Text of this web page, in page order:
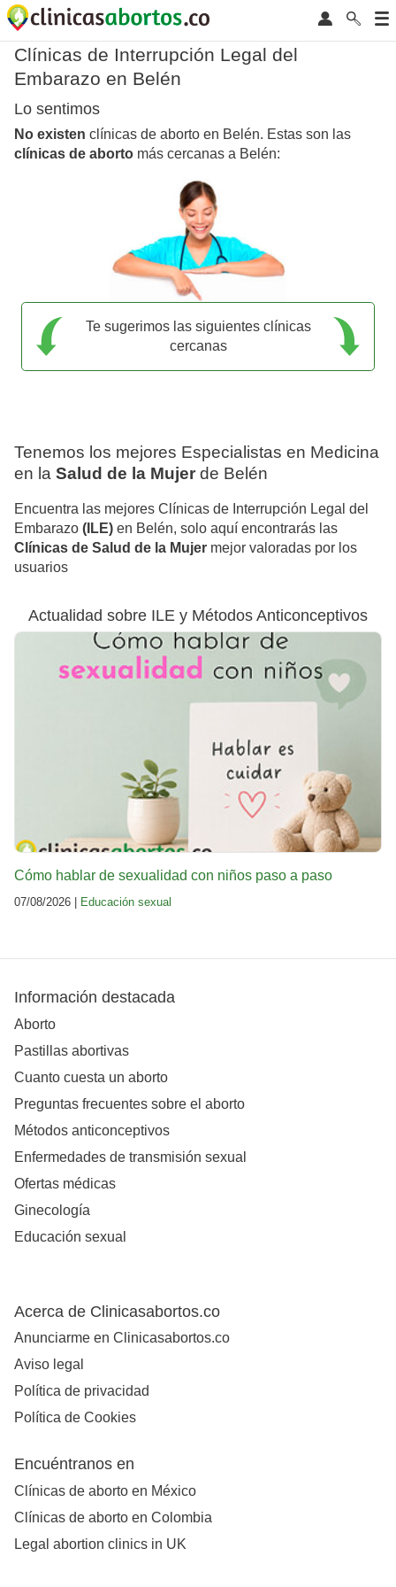
Clínicas de Interrupción Legal del
Embarazo en Belén
Lo sentimos
No existen clínicas de aborto en Belén. Estas son las
clínicas de aborto más cercanas a Belén:
Te sugerimos las siguientes clínicas
cercanas
Tenemos los mejores Especialistas en Medicina
en la Salud de la Mujer de Belén
Encuentra las mejores Clínicas de Interrupción Legal del
Embarazo (ILE) en Belén, solo aquí encontrarás las
Clínicas de Salud de la Mujer mejor valoradas por los
usuarios
Actualidad sobre ILE y Métodos Anticonceptivos
Cómo hablar de sexualidad con niños paso a paso
07/08/2026 | Educación sexual
Información destacada
Aborto
Pastillas abortivas
Cuanto cuesta un aborto
Preguntas frecuentes sobre el aborto
Métodos anticonceptivos
Enfermedades de transmisión sexual
Ofertas médicas
Ginecología
Educación sexual
Acerca de Clinicasabortos.co
Anunciarme en Clinicasabortos.co
Aviso legal
Política de privacidad
Política de Cookies
Encuéntranos en
Clínicas de aborto en México
Clínicas de aborto en Colombia
Legal abortion clinics in UK